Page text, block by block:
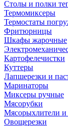
Столы и полки
Термомиксеры
Термостаты
Фритюрницы
Шкафы жарочные
Картофелечистки
Куттеры
Лапшерезки и
Маринаторы
Миксеры ручные
Мясорубки
Мясорыхлители
Овощерезки